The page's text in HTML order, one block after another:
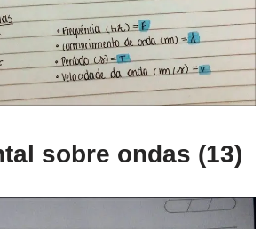
sobre ondas (13)